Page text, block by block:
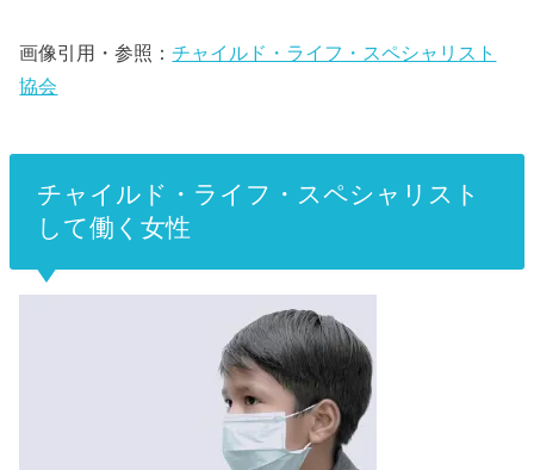
画像引用・参照：チャイルド・ライフ・スペシャリスト
協会
チャイルド・ライフ・スペシャリスト
して働く女性